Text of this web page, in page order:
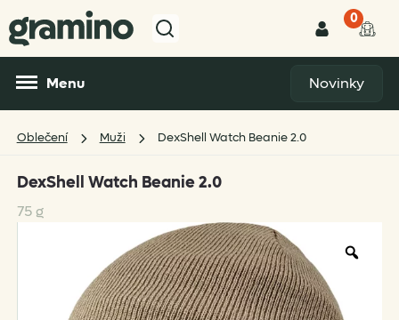
0
Menu Novinky
Oblečení Muži DexShell Watch Beanie 2.0
DexShell Watch Beanie 2.0
75 g